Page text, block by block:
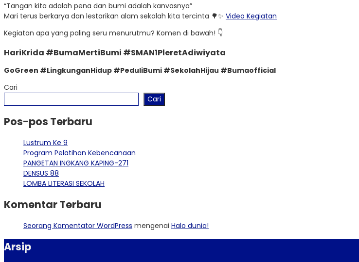
“Tangan kita adalah pena dan bumi adalah kanvasnya”
Mari terus berkarya dan lestarikan alam sekolah kita tercinta 🌳✨ Video Kegiatan
Kegiatan apa yang paling seru menurutmu? Komen di bawah! 👇
HariKrida #BumaMertiBumi #SMAN1PleretAdiwiyata
GoGreen #LingkunganHidup #PeduliBumi #SekolahHijau #Bumaofficial
Cari
Cari
Pos-pos Terbaru
Lustrum Ke 9
Program Pelatihan Kebencanaan
PANGETAN INGKANG KAPING-271
DENSUS 88
LOMBA LITERASI SEKOLAH
Komentar Terbaru
Seorang Komentator WordPress mengenai Halo dunia!
Arsip